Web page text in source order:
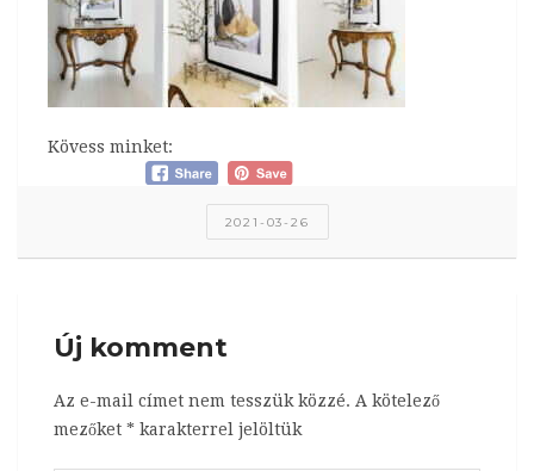
Kövess minket:
2021-03-26
Új komment
Az e-mail címet nem tesszük közzé. A kötelező
mezőket * karakterrel jelöltük